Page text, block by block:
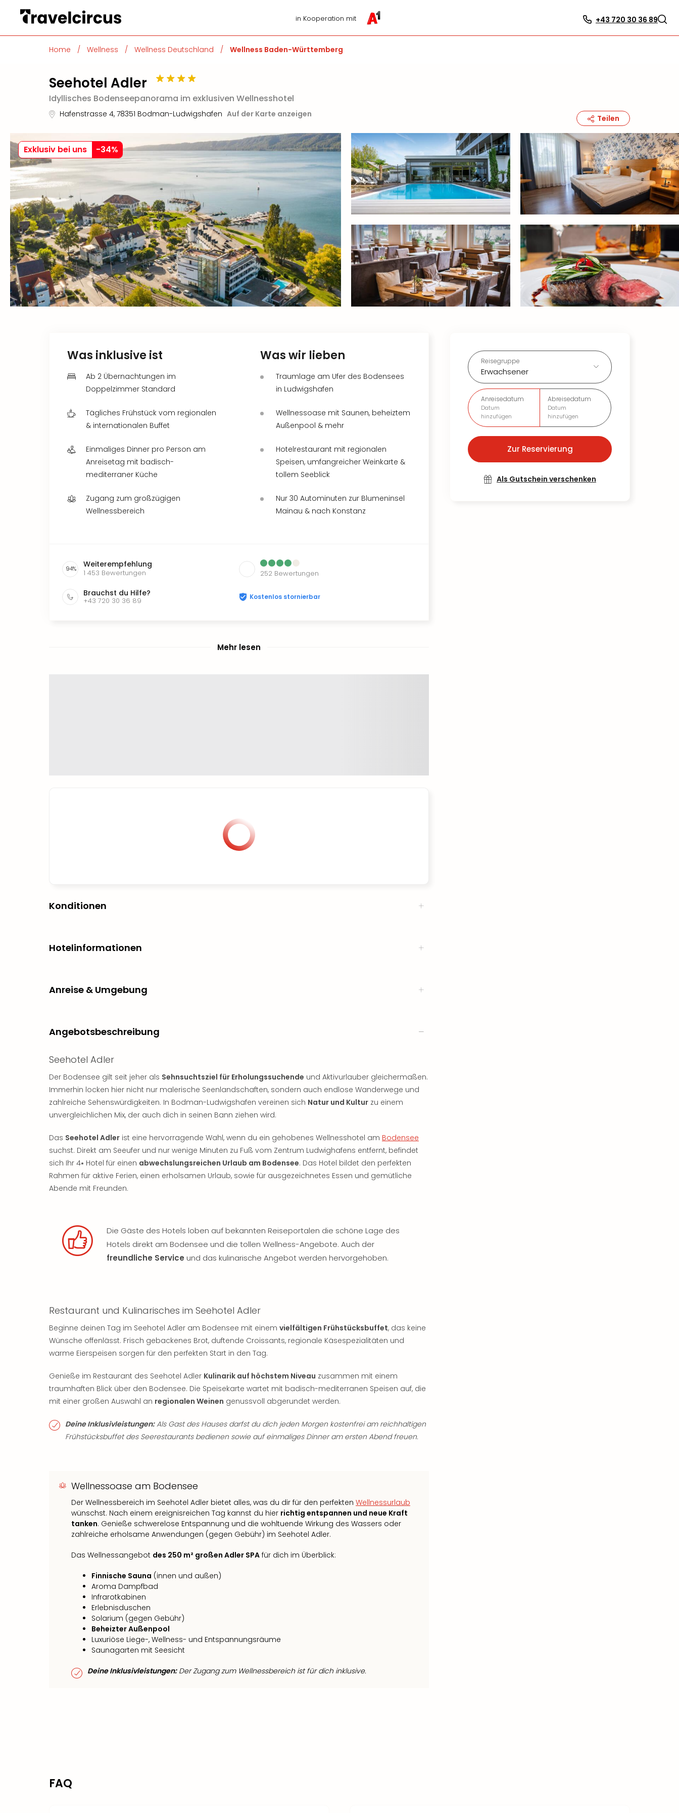
in Kooperation mit +43 720 30 36 89
Home / Wellness / Wellness Deutschland / Wellness Baden-Württemberg
Seehotel Adler
Idyllisches Bodenseepanorama im exklusiven Wellnesshotel
Hafenstrasse 4, 78351 Bodman-Ludwigshafen Auf der Karte anzeigen Teilen
Exklusiv bei uns -34%
Reisegruppe
Erwachsener
Anreisedatum
Datum
hinzufügen
Abreisedatum
Datum
hinzufügen
Zur Reservierung
Als Gutschein verschenken
Was inklusive ist
Ab 2 Übernachtungen im
Doppelzimmer Standard
Tägliches Frühstück vom regionalen
& internationalen Buffet
Einmaliges Dinner pro Person am
Anreisetag mit badisch-
mediterraner Küche
Zugang zum großzügigen
Wellnessbereich
Was wir lieben
Traumlage am Ufer des Bodensees
in Ludwigshafen
Wellnessoase mit Saunen, beheiztem
Außenpool & mehr
Hotelrestaurant mit regionalen
Speisen, umfangreicher Weinkarte &
tollem Seeblick
Nur 30 Autominuten zur Blumeninsel
Mainau & nach Konstanz
94% Weiterempfehlung
1 453 Bewertungen 252 Bewertungen
Brauchst du Hilfe?
+43 720 30 36 89 Kostenlos stornierbar
Mehr lesen
Konditionen
Hotelinformationen
Anreise & Umgebung
Angebotsbeschreibung
Seehotel Adler
Der Bodensee gilt seit jeher als Sehnsuchtsziel für Erholungssuchende und Aktivurlauber gleichermaßen.
Immerhin locken hier nicht nur malerische Seenlandschaften, sondern auch endlose Wanderwege und
zahlreiche Sehenswürdigkeiten. In Bodman-Ludwigshafen vereinen sich Natur und Kultur zu einem
unvergleichlichen Mix, der auch dich in seinen Bann ziehen wird.
Das Seehotel Adler ist eine hervorragende Wahl, wenn du ein gehobenes Wellnesshotel am Bodensee
suchst. Direkt am Seeufer und nur wenige Minuten zu Fuß vom Zentrum Ludwighafens entfernt, befindet
sich Ihr 4⭑ Hotel für einen abwechslungsreichen Urlaub am Bodensee. Das Hotel bildet den perfekten
Rahmen für aktive Ferien, einen erholsamen Urlaub, sowie für ausgezeichnetes Essen und gemütliche
Abende mit Freunden.
Die Gäste des Hotels loben auf bekannten Reiseportalen die schöne Lage des
Hotels direkt am Bodensee und die tollen Wellness-Angebote. Auch der
freundliche Service und das kulinarische Angebot werden hervorgehoben.
Restaurant und Kulinarisches im Seehotel Adler
Beginne deinen Tag im Seehotel Adler am Bodensee mit einem vielfältigen Frühstücksbuffet, das keine
Wünsche offenlässt. Frisch gebackenes Brot, duftende Croissants, regionale Käsespezialitäten und
warme Eierspeisen sorgen für den perfekten Start in den Tag.
Genieße im Restaurant des Seehotel Adler Kulinarik auf höchstem Niveau zusammen mit einem
traumhaften Blick über den Bodensee. Die Speisekarte wartet mit badisch-mediterranen Speisen auf, die
mit einer großen Auswahl an regionalen Weinen genussvoll abgerundet werden.
Deine Inklusivleistungen:Als Gast des Hauses darfst du dich jeden Morgen kostenfrei am reichhaltigen
Frühstücksbuffet des Seerestaurants bedienen sowie auf einmaliges Dinner am ersten Abend freuen.
Wellnessoase am Bodensee
Der Wellnessbereich im Seehotel Adler bietet alles, was du dir für den perfekten Wellnessurlaub
wünschst. Nach einem ereignisreichen Tag kannst du hier richtig entspannen und neue Kraft
tanken. Genieße schwerelose Entspannung und die wohltuende Wirkung des Wassers oder
zahlreiche erholsame Anwendungen (gegen Gebühr) im Seehotel Adler.
Das Wellnessangebot des 250 m² großen Adler SPA für dich im Überblick:
Finnische Sauna (innen und außen)
Aroma Dampfbad
Infrarotkabinen
Erlebnisduschen
Solarium (gegen Gebühr)
Beheizter Außenpool
Luxuriöse Liege-, Wellness- und Entspannungsräume
Saunagarten mit Seesicht
Deine Inklusivleistungen:Der Zugang zum Wellnessbereich ist für dich inklusive.
FAQ